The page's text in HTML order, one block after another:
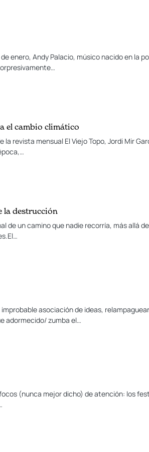
enero, Andy Palacio, músico nacido en la
el cambio climático
revista mensual El Viejo Topo, Jordi Mir
la destrucción
de un camino que nadie recorría, más allá
asociación de ideas,
adormecido/ zumba el…
(nunca mejor dicho) de atención: los